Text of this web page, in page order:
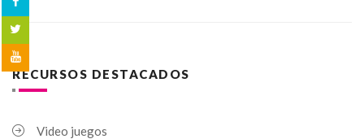
RECURSOS DESTACADOS
Video juegos